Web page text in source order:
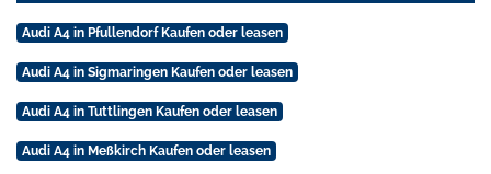
Audi A4 in Pfullendorf Kaufen oder leasen
Audi A4 in Sigmaringen Kaufen oder leasen
Audi A4 in Tuttlingen Kaufen oder leasen
Audi A4 in Meßkirch Kaufen oder leasen